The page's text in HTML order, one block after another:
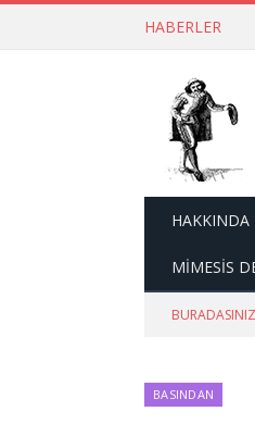
HABERLER
HAKKINDA
MİMESİS
BASINDAN